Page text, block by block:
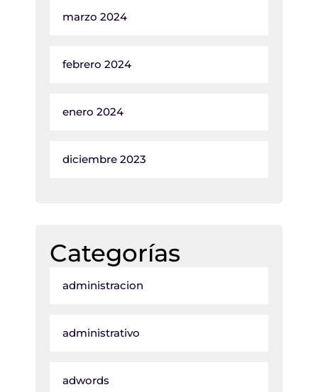
marzo 2024
febrero 2024
enero 2024
diciembre 2023
Categorías
administracion
administrativo
adwords